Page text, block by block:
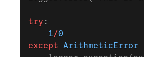
try :
    1
/0
except ArithmeticError